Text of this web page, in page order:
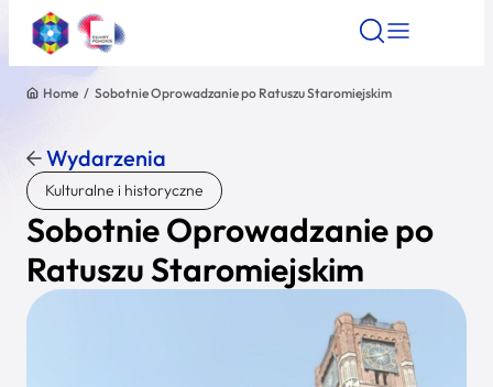
Znajdź atrakcję
Nazwa atrakcji
Miasto
Home / Sobotnie Oprowadzanie po Ratuszu Staromiejskim
Wydarzenia
Kulturalne i historyczne
Sobotnie Oprowadzanie po
Ratuszu Staromiejskim